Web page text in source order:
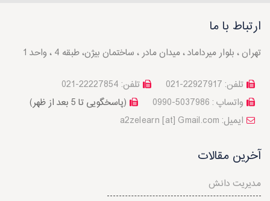
ارتباط با ما
تهران ، بلوار میرداماد ، میدان مادر ، ساختمان بیژن، طبقه 4 ، واحد 1
تلفن: 22227854-021
تلفن: 22927917-021
(پاسخگویی تا 5 بعد از ظهر)
واتساپ : 5037986-0990
a2zelearn [at] Gmail.com :ایمیل
آخرین مقالات
مدیریت دانش